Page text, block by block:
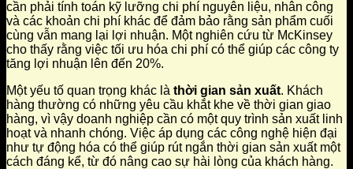
cần phải tính toán kỹ lưỡng chi phí nguyên liệu, nhân công
và các khoản chi phí khác để đảm bảo rằng sản phẩm cuối
cùng vẫn mang lại lợi nhuận. Một nghiên cứu từ McKinsey
cho thấy rằng việc tối ưu hóa chi phí có thể giúp các công ty
tăng lợi nhuận lên đến 20%.
Một yếu tố quan trọng khác là thời gian sản xuất. Khách
hàng thường có những yêu cầu khắt khe về thời gian giao
hàng, vì vậy doanh nghiệp cần có một quy trình sản xuất linh
hoạt và nhanh chóng. Việc áp dụng các công nghệ hiện đại
như tự động hóa có thể giúp rút ngắn thời gian sản xuất một
cách đáng kể, từ đó nâng cao sự hài lòng của khách hàng.